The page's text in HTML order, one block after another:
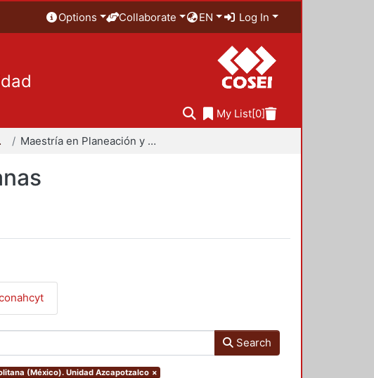
Options Collaborate EN Log In
My List[0]
Maestría en Planeación y Políticas Metropolitanas
Search
(México). Unidad Azcapotzalco ×